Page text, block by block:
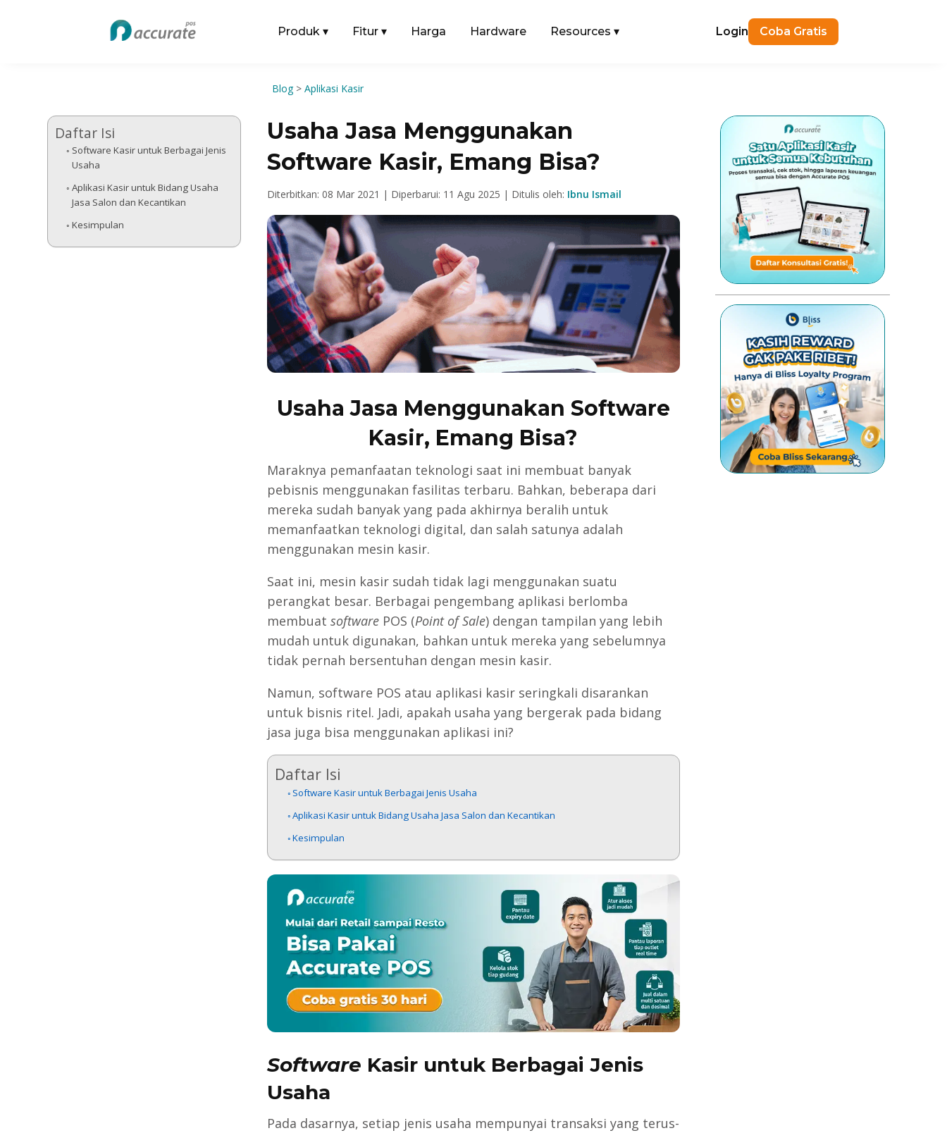
Produk ▾ Fitur ▾ Harga Hardware Resources ▾ Login Coba Gratis
Blog>Aplikasi Kasir
Daftar Isi
Software Kasir untuk Berbagai Jenis
Usaha
Aplikasi Kasir untuk Bidang Usaha
Jasa Salon dan Kecantikan
Kesimpulan
Usaha Jasa Menggunakan
Software Kasir, Emang Bisa?
Diterbitkan: 08 Mar 2021 | Diperbarui: 11 Agu 2025 | Ditulis oleh: Ibnu Ismail
Usaha Jasa Menggunakan Software
Kasir, Emang Bisa?
Maraknya pemanfaatan teknologi saat ini membuat banyak
pebisnis menggunakan fasilitas terbaru. Bahkan, beberapa dari
mereka sudah banyak yang pada akhirnya beralih untuk
memanfaatkan teknologi digital, dan salah satunya adalah
menggunakan mesin kasir.
Saat ini, mesin kasir sudah tidak lagi menggunakan suatu
perangkat besar. Berbagai pengembang aplikasi berlomba
membuat softwarePOS (Point of Sale) dengan tampilan yang lebih
mudah untuk digunakan, bahkan untuk mereka yang sebelumnya
tidak pernah bersentuhan dengan mesin kasir.
Namun, software POS atau aplikasi kasir seringkali disarankan
untuk bisnis ritel. Jadi, apakah usaha yang bergerak pada bidang
jasa juga bisa menggunakan aplikasi ini?
Daftar Isi
Software Kasir untuk Berbagai Jenis Usaha
Aplikasi Kasir untuk Bidang Usaha Jasa Salon dan Kecantikan
Kesimpulan
Software Kasir untuk Berbagai Jenis
Usaha
Pada dasarnya, setiap jenis usaha mempunyai transaksi yang terus-